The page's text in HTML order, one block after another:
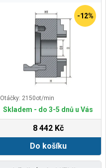
-12%
Otáčky: 2150ot/min
Skladem - do 3-5 dnů u Vás
8 442 Kč
Do košíku